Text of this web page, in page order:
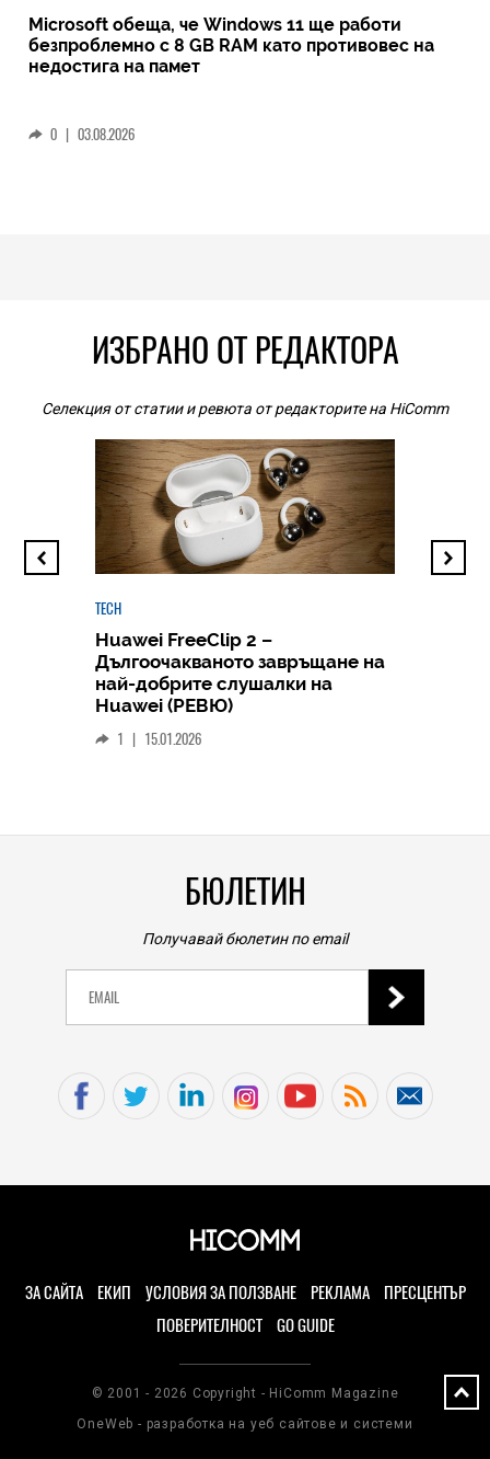
Microsoft обеща, че Windows 11 ще работи
безпроблемно с 8 GB RAM като противовес на
недостига на памет
0 | 03.08.2026
ИЗБРАНО ОТ РЕДАКТОРА
Селекция от статии и ревюта от редакторите на HiComm
TECH
Huawei FreeClip 2 –
Дългоочакваното завръщане на
най-добрите слушалки на
Huawei (РЕВЮ)
1 | 15.01.2026
БЮЛЕТИН
Получавай бюлетин по email
ЗА САЙТА ЕКИП УСЛОВИЯ ЗА ПОЛЗВАНЕ РЕКЛАМА
ПРЕСЦЕНТЪР
ПОВЕРИТЕЛНОСТ
GO GUIDE
© 2001 - 2026 Copyright - HiComm Magazine
OneWeb - разработка на уеб сайтове и системи